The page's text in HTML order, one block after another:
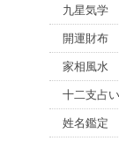
九星気学
開運財布
家相風水
十二支占い
姓名鑑定